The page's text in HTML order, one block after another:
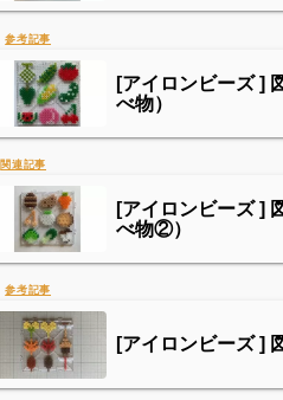
[アイロンビーズ ]
べ物）
[アイロンビーズ ]
べ物②）
[アイロンビーズ ]